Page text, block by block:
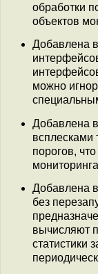
обработки
объектов
Добавлена
можно
Добавлена
всплесками
порогов,
Добавлена
без
вычисляют
статистики